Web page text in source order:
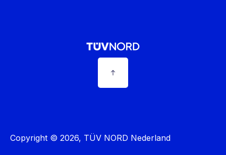
Copyright © 2026, TÜV NORD Nederland